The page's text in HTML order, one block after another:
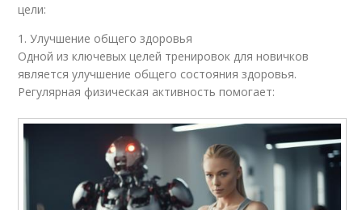
цели:
1. Улучшение общего здоровья
Одной из ключевых целей тренировок для новичков
является улучшение общего состояния здоровья.
Регулярная физическая активность помогает: